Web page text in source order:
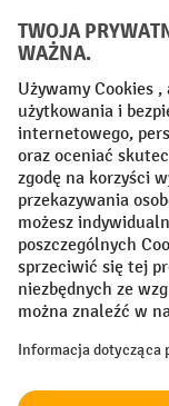
Sieci
Facebook
YouTube
LinkedIn
Regulamin
Oświadczenie o
Ustawienia
All prices excl. VAT